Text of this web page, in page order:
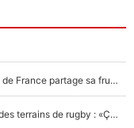
Mis de côté par Fabien Galthié, un joueur du XV de France partage sa frustration : «ils ne me l’ont pas dit tout de suite»
La raison d'être de Matthieu Jalibert en dehors des terrains de rugby : «Ça m'atteint autant que si tu touches à un membre de ma famille»